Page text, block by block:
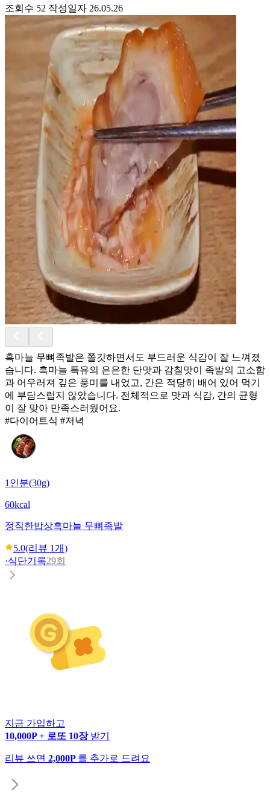
조회수 52 작성일자 26.05.26
흑마늘 무뼈족발은 쫄깃하면서도 부드러운 식감이 잘 느껴졌
습니다. 흑마늘 특유의 은은한 단맛과 감칠맛이 족발의 고소함
과 어우러져 깊은 풍미를 내었고, 간은 적당히 배어 있어 먹기
에 부담스럽지 않았습니다. 전체적으로 맛과 식감, 간의 균형
이 잘 맞아 만족스러웠어요.
#다이어트식 #저녁
1인분(30g)
60kcal
정직한밥상흑마늘 무뼈족발
5.0(리뷰 1개)
·식단기록29회
지금 가입하고
10,000P + 로또 10장 받기
리뷰 쓰면 2,000P 를 추가로 드려요